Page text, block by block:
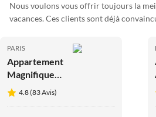
Nous voulons vous offrir toujours la
vacances. Ces clients sont déjà
PARIS
Appartement
Magnifique
studio - 2P -
Place-
4.8 (83 Avis)